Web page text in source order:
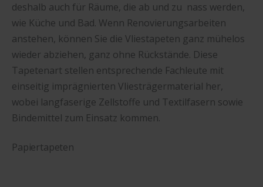
deshalb auch für Räume, die ab und zu nass werden,
wie Küche und Bad. Wenn Renovierungsarbeiten
anstehen, können Sie die Vliestapeten ganz mühelos
wieder abziehen, ganz ohne Rückstände. Diese
Tapetenart stellen entsprechende Fachleute mit
einseitig imprägnierten Vliesträgermaterial her,
wobei langfaserige Zellstoffe und Textilfasern sowie
Bindemittel zum Einsatz kommen.
Papiertapeten